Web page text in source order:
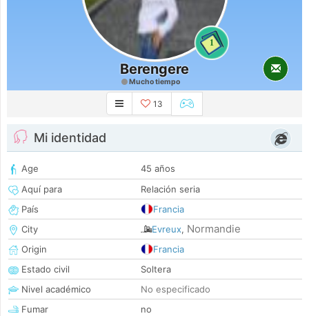
1
Berengere
Mucho tiempo
13
Mi identidad
Age
45 años
Aquí para
Relación seria
País
Francia
City
Evreux, Normandie
Origin
Francia
Estado civil
Soltera
Nivel académico
No especificado
Fumar
no